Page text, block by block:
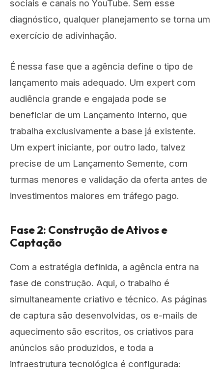
sociais e canais no YouTube. Sem esse
diagnóstico, qualquer planejamento se torna um
exercício de adivinhação.
É nessa fase que a agência define o tipo de
lançamento mais adequado. Um expert com
audiência grande e engajada pode se
beneficiar de um Lançamento Interno, que
trabalha exclusivamente a base já existente.
Um expert iniciante, por outro lado, talvez
precise de um Lançamento Semente, com
turmas menores e validação da oferta antes de
investimentos maiores em tráfego pago.
Fase 2: Construção de Ativos e
Captação
Com a estratégia definida, a agência entra na
fase de construção. Aqui, o trabalho é
simultaneamente criativo e técnico. As páginas
de captura são desenvolvidas, os e-mails de
aquecimento são escritos, os criativos para
anúncios são produzidos, e toda a
infraestrutura tecnológica é configurada: